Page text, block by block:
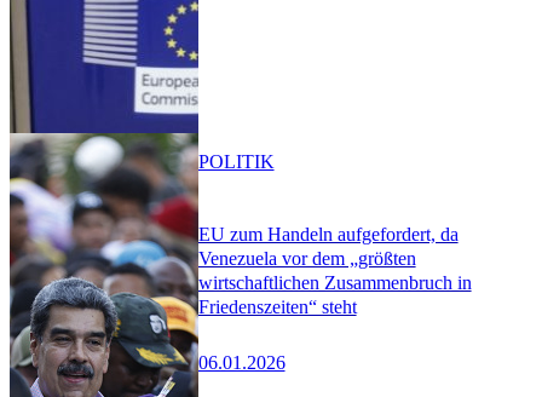
EU zum Handeln aufgefordert, da
Venezuela vor dem „größten
wirtschaftlichen Zusammenbruch in
Friedenszeiten“ steht
06.01.2026
POLITIK